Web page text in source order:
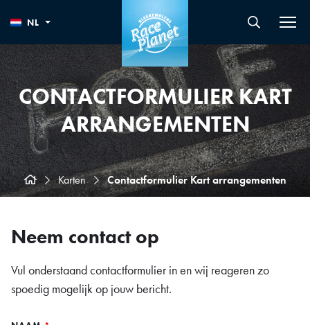
NL
CONTACTFORMULIER KART
ARRANGEMENTEN
Karten Contactformulier Kart arrangementen
Neem contact op
Vul onderstaand contactformulier in en wij reageren zo
spoedig mogelijk op jouw bericht.